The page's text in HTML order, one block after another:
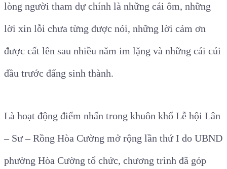
lòng người tham dự chính là những cái ôm, những
lời xin lỗi chưa từng được nói, những lời cảm ơn
được cất lên sau nhiều năm im lặng và những cái cúi
đầu trước đấng sinh thành.
Là hoạt động điểm nhấn trong khuôn khổ Lễ hội Lân
– Sư – Rồng Hòa Cường mở rộng lần thứ I do UBND
phường Hòa Cường tổ chức, chương trình đã góp